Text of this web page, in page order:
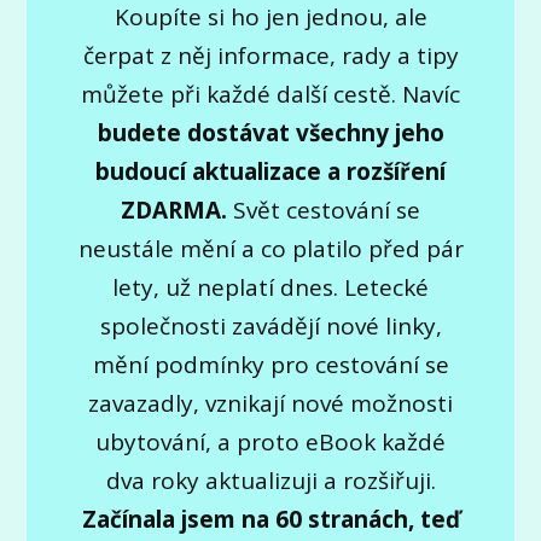
Koupíte si ho jen jednou, ale
čerpat z něj informace, rady a tipy
můžete při každé další cestě. Navíc
budete dostávat všechny jeho
budoucí aktualizace a rozšíření
ZDARMA. Svět cestování se
neustále mění a co platilo před pár
lety, už neplatí dnes. Letecké
společnosti zavádějí nové linky,
mění podmínky pro cestování se
zavazadly, vznikají nové možnosti
ubytování, a proto eBook každé
dva roky aktualizuji a rozšiřuji.
Začínala jsem na 60 stranách, teď